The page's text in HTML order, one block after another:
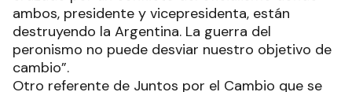
ambos, presidente y vicepresidenta, están
destruyendo la Argentina. La guerra del
peronismo no puede desviar nuestro objetivo de
cambio”.
Otro referente de Juntos por el Cambio que se